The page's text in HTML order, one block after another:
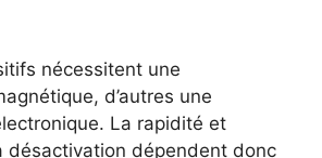
nécessitent une
d’autres une
La rapidité et
désactivation dépendent donc